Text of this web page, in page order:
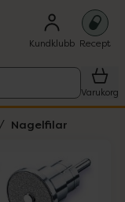
Kundklubb Recept
Varukorg
Nagelfilar